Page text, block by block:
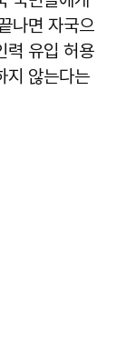
나면 자국으
력 유입 허용
지 않는다는